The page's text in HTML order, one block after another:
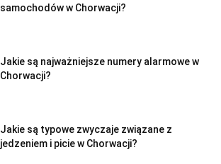
samochodów w Chorwacji?
Jakie są najważniejsze numery alarmowe w
Chorwacji?
Jakie są typowe zwyczaje związane z
jedzeniem i picie w Chorwacji?